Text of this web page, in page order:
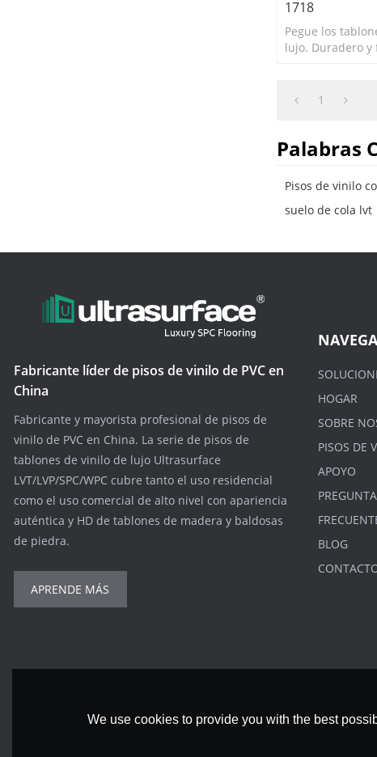
1718
Pegue los
lujo. Duradero
manchas.
1
Palabras
Pisos de vinilo
suelo de cola lvt
Fabricante líder de pisos de vinilo de PVC en
China
Fabricante y mayorista profesional de pisos de
vinilo de PVC en China. La serie de pisos de
tablones de vinilo de lujo Ultrasurface
LVT/LVP/SPC/WPC cubre tanto el uso residencial
como el uso comercial de alto nivel con apariencia
auténtica y HD de tablones de madera y baldosas
de piedra.
APRENDE MÁS
HOGAR
SOBRE
PISOS DE
APOYO
BLOG
We use cookies to provide you with the best